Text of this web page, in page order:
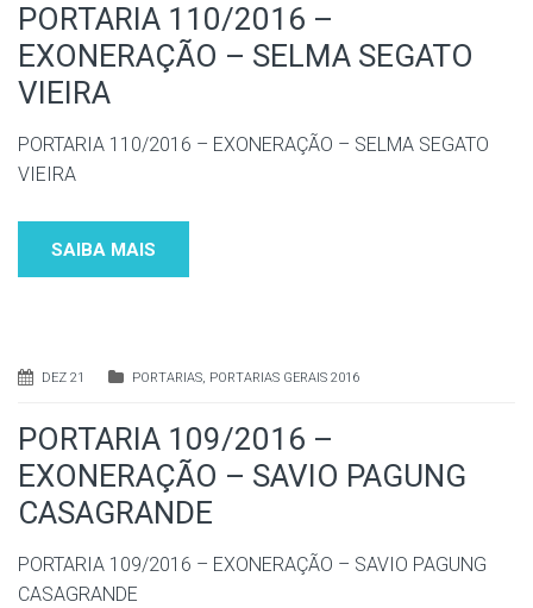
PORTARIA 110/2016 –
EXONERAÇÃO – SELMA SEGATO
VIEIRA
PORTARIA 110/2016 – EXONERAÇÃO – SELMA SEGATO
VIEIRA
SAIBA MAIS
DEZ 21 PORTARIAS, PORTARIAS GERAIS 2016
PORTARIA 109/2016 –
EXONERAÇÃO – SAVIO PAGUNG
CASAGRANDE
PORTARIA 109/2016 – EXONERAÇÃO – SAVIO PAGUNG
CASAGRANDE